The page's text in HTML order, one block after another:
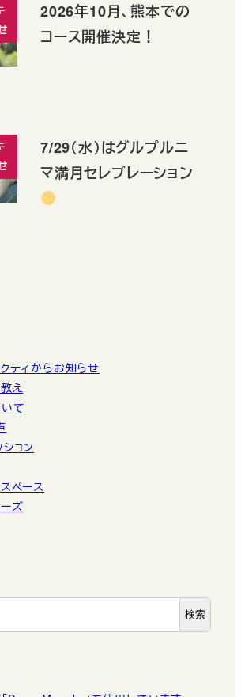
2026年10月、熊本での
コース開催決定！
7/29（水）はグルプルニ
マ満月セレブレーション
ティからお知らせ
え
て
ョン
ペース
ズ
検索